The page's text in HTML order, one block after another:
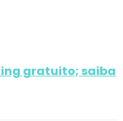
gratuito; saiba